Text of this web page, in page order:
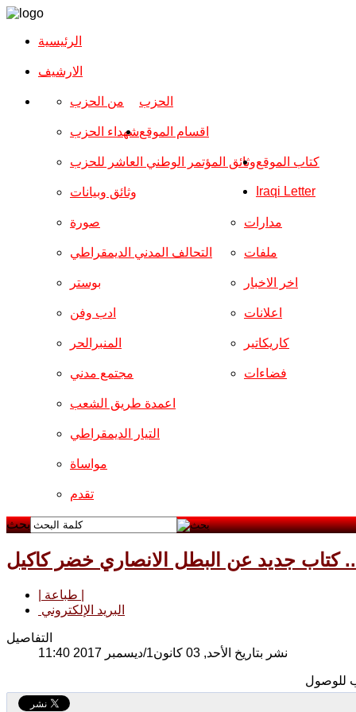
الرئيسية
الارشیف
الحزب من الحزب
شهداء الحزب
وثائق المؤتمر الوطني العاشر للحزب
وثائق وبيانات
اقسام الموقع
صورة
التحالف المدني الديمقراطي
بوستر
ادب وفن
المنبرالحر
مجتمع مدني
مدارات
ملفات
اخر الاخبار
اعلانات
كاريكاتير
فضاءات
اعمدة طريق الشعب
التيار الديمقراطي
مواساة
تقدم
كتاب الموقع
Iraqi Letter
بحث
كتاب جديد عن البطل الانصاري خضر كاكيل
البريد الإلكتروني
التفاصيل
نشر بتاريخ الأحد, 03 كانون1/ديسمبر 2017 11:40
للوصول